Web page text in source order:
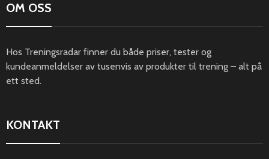
OM OSS
Hos Treningsradar finner du både priser, tester og
kundeanmeldelser av tusenvis av produkter til trening – alt på
ett sted.
KONTAKT